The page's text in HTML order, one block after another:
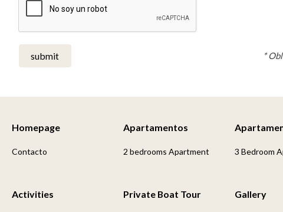
submit *
Homepage
Contacto
Apartamentos
2 bedrooms Apartment 3 Bedroom
Activities Private Boat Tour Gallery